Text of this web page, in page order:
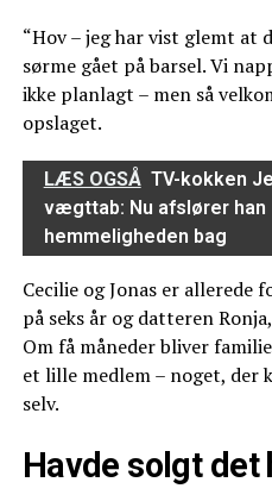
“Hov – jeg har vist glemt at
sørme gået på barsel. Vi
ikke planlagt – men så
opslaget.
LÆS OGSÅ TV-kokken
vægttab: Nu afslører han
hemmeligheden bag
Cecilie og Jonas er
på seks år og datteren
Om få måneder bliver
et lille medlem – noget, der
selv.
Havde solgt det